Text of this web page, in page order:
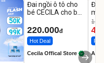
Đai ngồi ô tô cho
bé CECILA cho bé
220.000đ
Hot Deal
Cecila Offical Store A